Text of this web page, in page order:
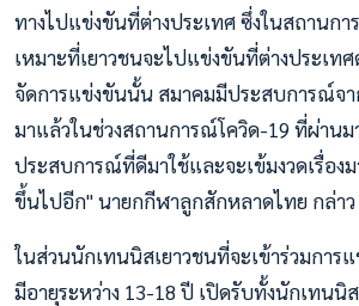
ทางไปแข่งขันที่ต่างประเทศ ซึ่งในสถานก
เหมาะที่เยาวชนจะไปแข่งขันที่ต่างประเทศ
จัดการแข่งขันนั้น สมาคมมีประสบการณ์จ
มาแล้วในช่วงสถานการณ์โควิด-19 ที่ผ่านม
ประสบการณ์ที่ดีมาใช้และจะเข้มงวดเรื่อง
ขึ้นไปอีก" นายกกีฬาลูกสักหลาดไทย กล่าว
ในส่วนนักเทนนิสเยาวชนที่จะเข้าร่วมการ
มีอายุระหว่าง 13-18 ปี เปิดรับทั้งนักเทนนิ